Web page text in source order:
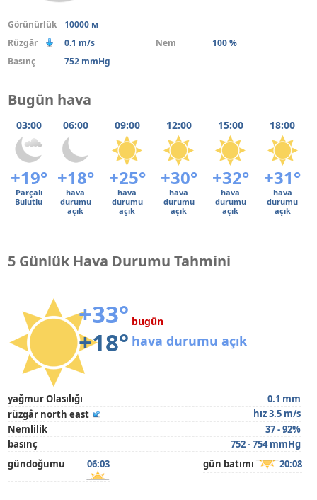
Görünürlük
10000 м
Rüzgâr
0.1 m/s Nem
100 %
Basınç
752 mmHg
Bugün hava
03:00 06:00 09:00 12:00 15:00 18:00
+19° +18° +25° +30° +32° +31°
Parçalı
Bulutlu
hava
durumu
açık
hava
durumu
açık
hava
durumu
açık
hava
durumu
açık
hava
durumu
açık
5 Günlük Hava Durumu Tahmini
+33°
+18°
bugün
hava durumu açık
yağmur Olasılığı
0.1 mm
rüzgâr north east
hız 3.5 m/s
Nemlilik
37 - 92%
basınç
752 - 754 mmHg
gündoğumu
06:03 gün batımı 20:08